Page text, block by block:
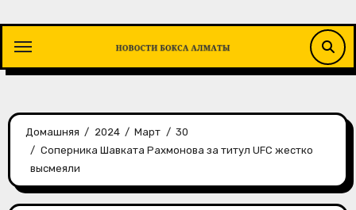
содержимому
Домашняя 2024 Март
30
Соперника Шавката Рахмонова за титул UFC жестко
высмеяли